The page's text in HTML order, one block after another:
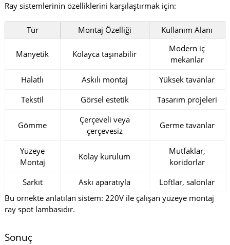
Ray sistemlerinin özelliklerini karşılaştırmak için:
Tür Montaj Özelliği Kullanım Alanı
Manyetik Kolayca taşınabilir
Modern iç
mekanlar
Halatlı
Askılı montaj
Yüksek tavanlar
Tekstil
Görsel estetik Tasarım projeleri
Gömme
Çerçeveli veya
çerçevesiz
Germe tavanlar
Yüzeye
Montaj
Kolay kurulum
Mutfaklar,
koridorlar
Sarkıt
Askı aparatıyla
Loftlar, salonlar
Bu örnekte anlatılan sistem: 220V ile çalışan yüzeye montaj
ray spot lambasıdır.
Sonuç